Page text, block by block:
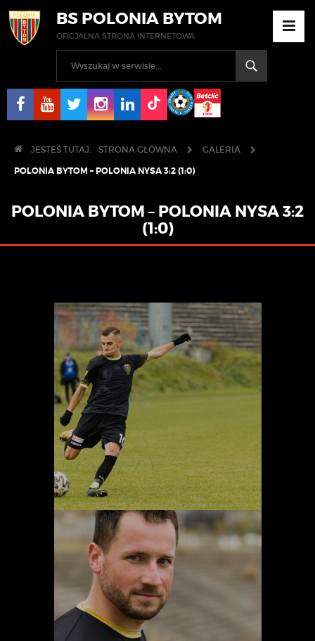
BS POLONIA BYTOM
OFICJALNA STRONA INTERNETOWA
JESTEŚ TUTAJ: STRONA GŁÓWNA GALERIA
POLONIA BYTOM – POLONIA NYSA 3:2 (1:0)
POLONIA BYTOM – POLONIA NYSA 3:2
(1:0)